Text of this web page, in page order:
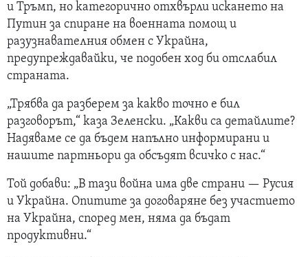
и Тръмп, но категорично отхвърли искането на
Путин за спиране на военната помощ и
разузнавателния обмен с Украйна,
предупреждавайки, че подобен ход би отслабил
страната.
„Трябва да разберем за какво точно е бил
разговорът,“ каза Зеленски. „Какви са детайлите?
Надяваме се да бъдем напълно информирани и
нашите партньори да обсъдят всичко с нас.“
Той добави: „В тази война има две страни — Русия
и Украйна. Опитите за договаряне без участието
на Украйна, според мен, няма да бъдат
продуктивни.“